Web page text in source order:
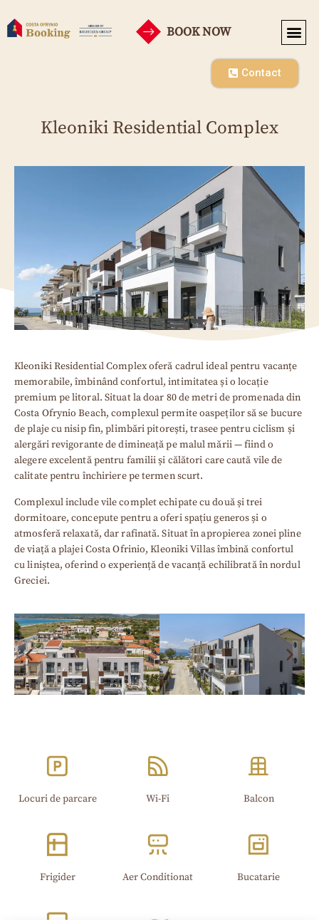
BOOK NOW
Contact
Kleoniki Residential Complex
Kleoniki Residential Complex oferă cadrul ideal pentru vacanțe
memorabile, îmbinând confortul, intimitatea și o locație
premium pe litoral. Situat la doar 80 de metri de promenada din
Costa Ofrynio Beach, complexul permite oaspeților să se bucure
de plaje cu nisip fin, plimbări pitorești, trasee pentru ciclism și
alergări revigorante de dimineață pe malul mării — fiind o
alegere excelentă pentru familii și călători care caută vile de
calitate pentru închiriere pe termen scurt.
Complexul include vile complet echipate cu două și trei
dormitoare, concepute pentru a oferi spațiu generos și o
atmosferă relaxată, dar rafinată. Situat în apropierea zonei pline
de viață a plajei Costa Ofrinio, Kleoniki Villas îmbină confortul
cu liniștea, oferind o experiență de vacanță echilibrată în nordul
Greciei.
Locuri de parcare Wi-Fi​ Balcon
Frigider Aer Conditionat Bucatarie